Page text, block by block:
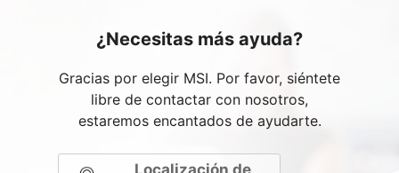
¿Necesitas más ayuda?
Gracias por elegir MSI. Por favor, siéntete
libre de contactar con nosotros,
estaremos encantados de ayudarte.
Localización de